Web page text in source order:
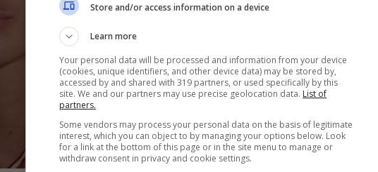
Store and/or access information on a device
Learn more
Your personal data will be processed and information from your device
(cookies, unique identifiers, and other device data) may be stored by,
accessed by and shared with 319 partners, or used specifically by this
site. We and our partners may use precise geolocation data. List of
partners.
Some vendors may process your personal data on the basis of legitimate
interest, which you can object to by managing your options below. Look
for a link at the bottom of this page or in the site menu to manage or
withdraw consent in privacy and cookie settings.